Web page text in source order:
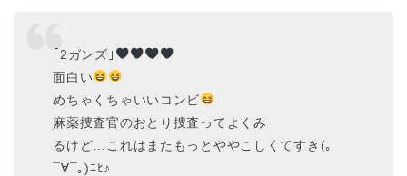
｢2ガンズ｣
面白い
めちゃくちゃいいコンビ
麻薬捜査官のおとり捜査ってよくみ
るけど…これはまたもっとややこしくてすき(｡
¯∀¯｡)ﾆﾋ♪